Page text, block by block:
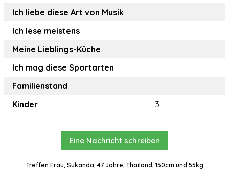
Ich liebe diese Art von Musik
Ich lese meistens
Meine Lieblings-Küche
Ich mag diese Sportarten
Familienstand
Kinder
3
Eine Nachricht schreiben
Treffen Frau, Sukanda, 47 Jahre, Thailand, 150cm und 55kg